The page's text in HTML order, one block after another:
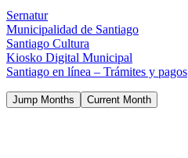
Sernatur
Municipalidad de Santiago
Santiago Cultura
Kiosko Digital Municipal
Santiago en línea – Trámites y pagos
Jump Months Current Month